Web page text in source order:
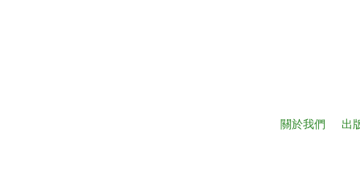
關於我們 出